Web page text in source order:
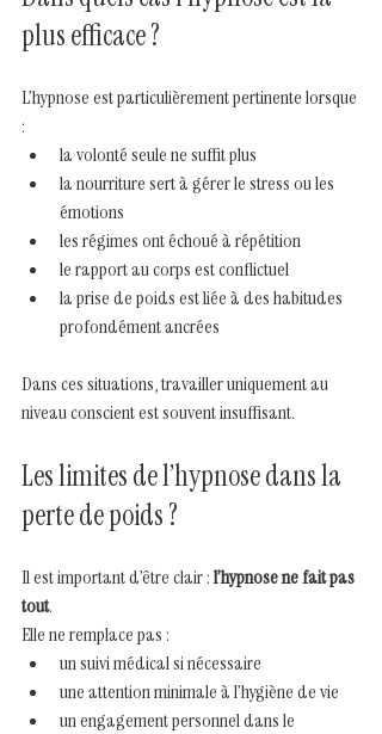
plus efficace ?
L’hypnose est particulièrement pertinente lorsque
:
la volonté seule ne suffit plus
la nourriture sert à gérer le stress ou les
émotions
les régimes ont échoué à répétition
le rapport au corps est conflictuel
la prise de poids est liée à des habitudes
profondément ancrées
Dans ces situations, travailler uniquement au
niveau conscient est souvent insuffisant.
Les limites de l’hypnose dans la
perte de poids ?
Il est important d’être clair : l’hypnose ne fait pas
tout.
Elle ne remplace pas :
un suivi médical si nécessaire
une attention minimale à l’hygiène de vie
un engagement personnel dans le